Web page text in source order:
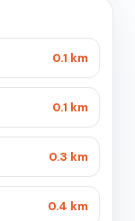
0.1 km
0.1 km
0.3 km
0.4 km